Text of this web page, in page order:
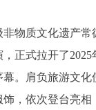
质文化遗产常
正式拉开了
幕。肩负旅游文
，依次登台亮